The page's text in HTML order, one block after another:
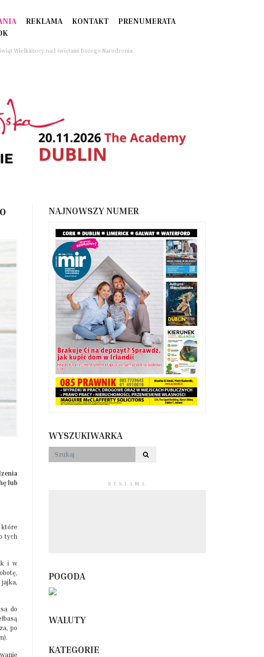
REKLAMA KONTAKT
PRENUMERATA
Wielkanocy nad świętami Bożego Narodzenia
lub
które
tych
i w
do
po
NAJNOWSZY NUMER
WYSZUKIWARKA
REKLAMA
POGODA
WALUTY
KATEGORIE